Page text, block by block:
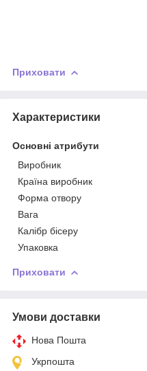
Приховати
Характеристики
Основні атрибути
Виробник
Країна виробник
Форма отвору
Вага
Калібр бісеру
Упаковка
Приховати
Умови доставки
Нова Пошта
Укрпошта